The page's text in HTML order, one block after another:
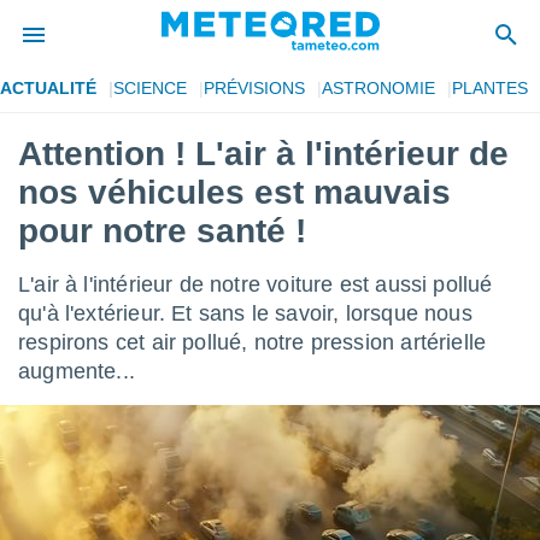
de
par
des
Vous
ACTUALITÉ SCIENCE PRÉVISIONS ASTRONOMIE PLANTES
Attention ! L'air à l'intérieur de
nos véhicules est mauvais
pour notre santé !
L'air à l'intérieur de notre voiture est aussi pollué
qu'à l'extérieur. Et sans le savoir, lorsque nous
respirons cet air pollué, notre pression artérielle
augmente...